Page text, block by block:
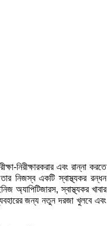
নিরীক্ষারকরার এবং রান্না করতে
তার নিজস্ব একটি স্বাস্থ্যকর রন্ধন
অ্যাপিটিজারস,স্বাস্থ্যকর খাবার
জন্য নতুন দরজা খুলবে এবং